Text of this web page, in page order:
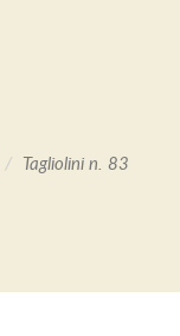
Tagliolini n. 83